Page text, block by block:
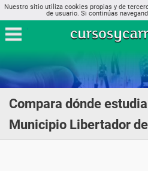
Nuestro sitio utiliza cookies propias y de
de usuario. Si continúas
Compara dónde
Municipio Libertador